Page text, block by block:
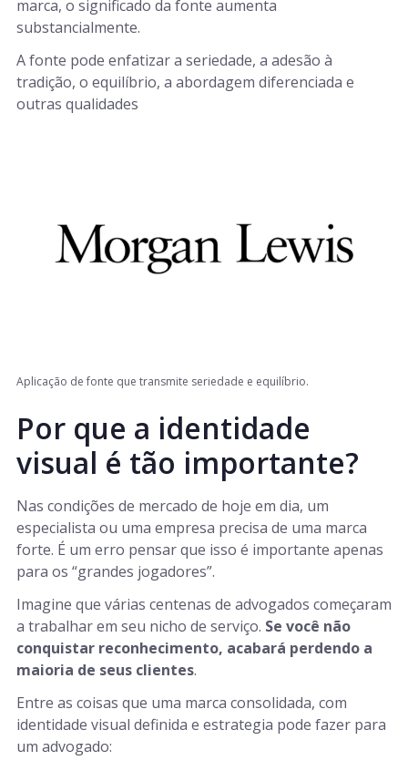
marca, o significado da fonte aumenta
substancialmente.
A fonte pode enfatizar a seriedade, a adesão à
tradição, o equilíbrio, a abordagem diferenciada e
outras qualidades
Aplicação de fonte que transmite seriedade e equilíbrio.
Por que a identidade
visual é tão importante?
Nas condições de mercado de hoje em dia, um
especialista ou uma empresa precisa de uma marca
forte. É um erro pensar que isso é importante apenas
para os “grandes jogadores”.
Imagine que várias centenas de advogados começaram
a trabalhar em seu nicho de serviço. Se você não
conquistar reconhecimento, acabará perdendo a
maioria de seus clientes.
Entre as coisas que uma marca consolidada, com
identidade visual definida e estrategia pode fazer para
um advogado: